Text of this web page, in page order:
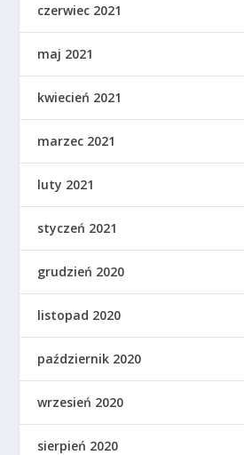
czerwiec 2021
maj 2021
kwiecień 2021
marzec 2021
luty 2021
styczeń 2021
grudzień 2020
listopad 2020
październik 2020
wrzesień 2020
sierpień 2020